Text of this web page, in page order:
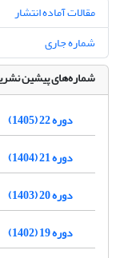
مقالات آماده انتشار
شماره جاری
شماره‌های پیشین
دوره 22 (1405)
دوره 21 (1404)
دوره 20 (1403)
دوره 19 (1402)